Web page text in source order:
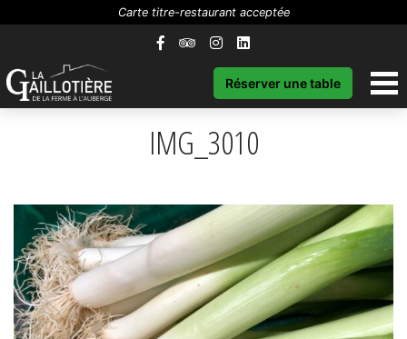
Carte titre-restaurant acceptée
Réserver une table
IMG_3010